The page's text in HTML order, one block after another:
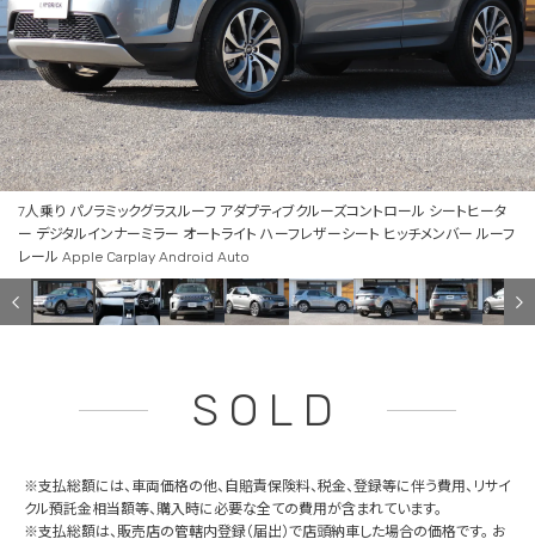
7人乗り パノラミックグラスルーフ アダプティブクルーズコントロール シートヒータ
ー デジタルインナーミラー オートライト ハーフレザーシート ヒッチメンバー ルーフ
レール Apple Carplay Android Auto
SOLD
※支払総額には、車両価格の他、自賠責保険料、税金、登録等に伴う費用、リサイ
クル預託金相当額等、購入時に必要な全ての費用が含まれています。
※支払総額は、販売店の管轄内登録（届出）で店頭納車した場合の価格です。 お